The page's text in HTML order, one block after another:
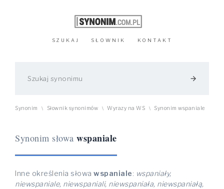
SZUKAJ SŁOWNIK KONTAKT
arrow_forward
Synonim \ Słownik synonimów \ Wyrazy na WS \ Synonim wspaniale
Synonim słowa wspaniale
Inne określenia słowa wspaniale: wspaniały,
niewspaniale, niewspaniali, niewspaniała, niewspaniałą,